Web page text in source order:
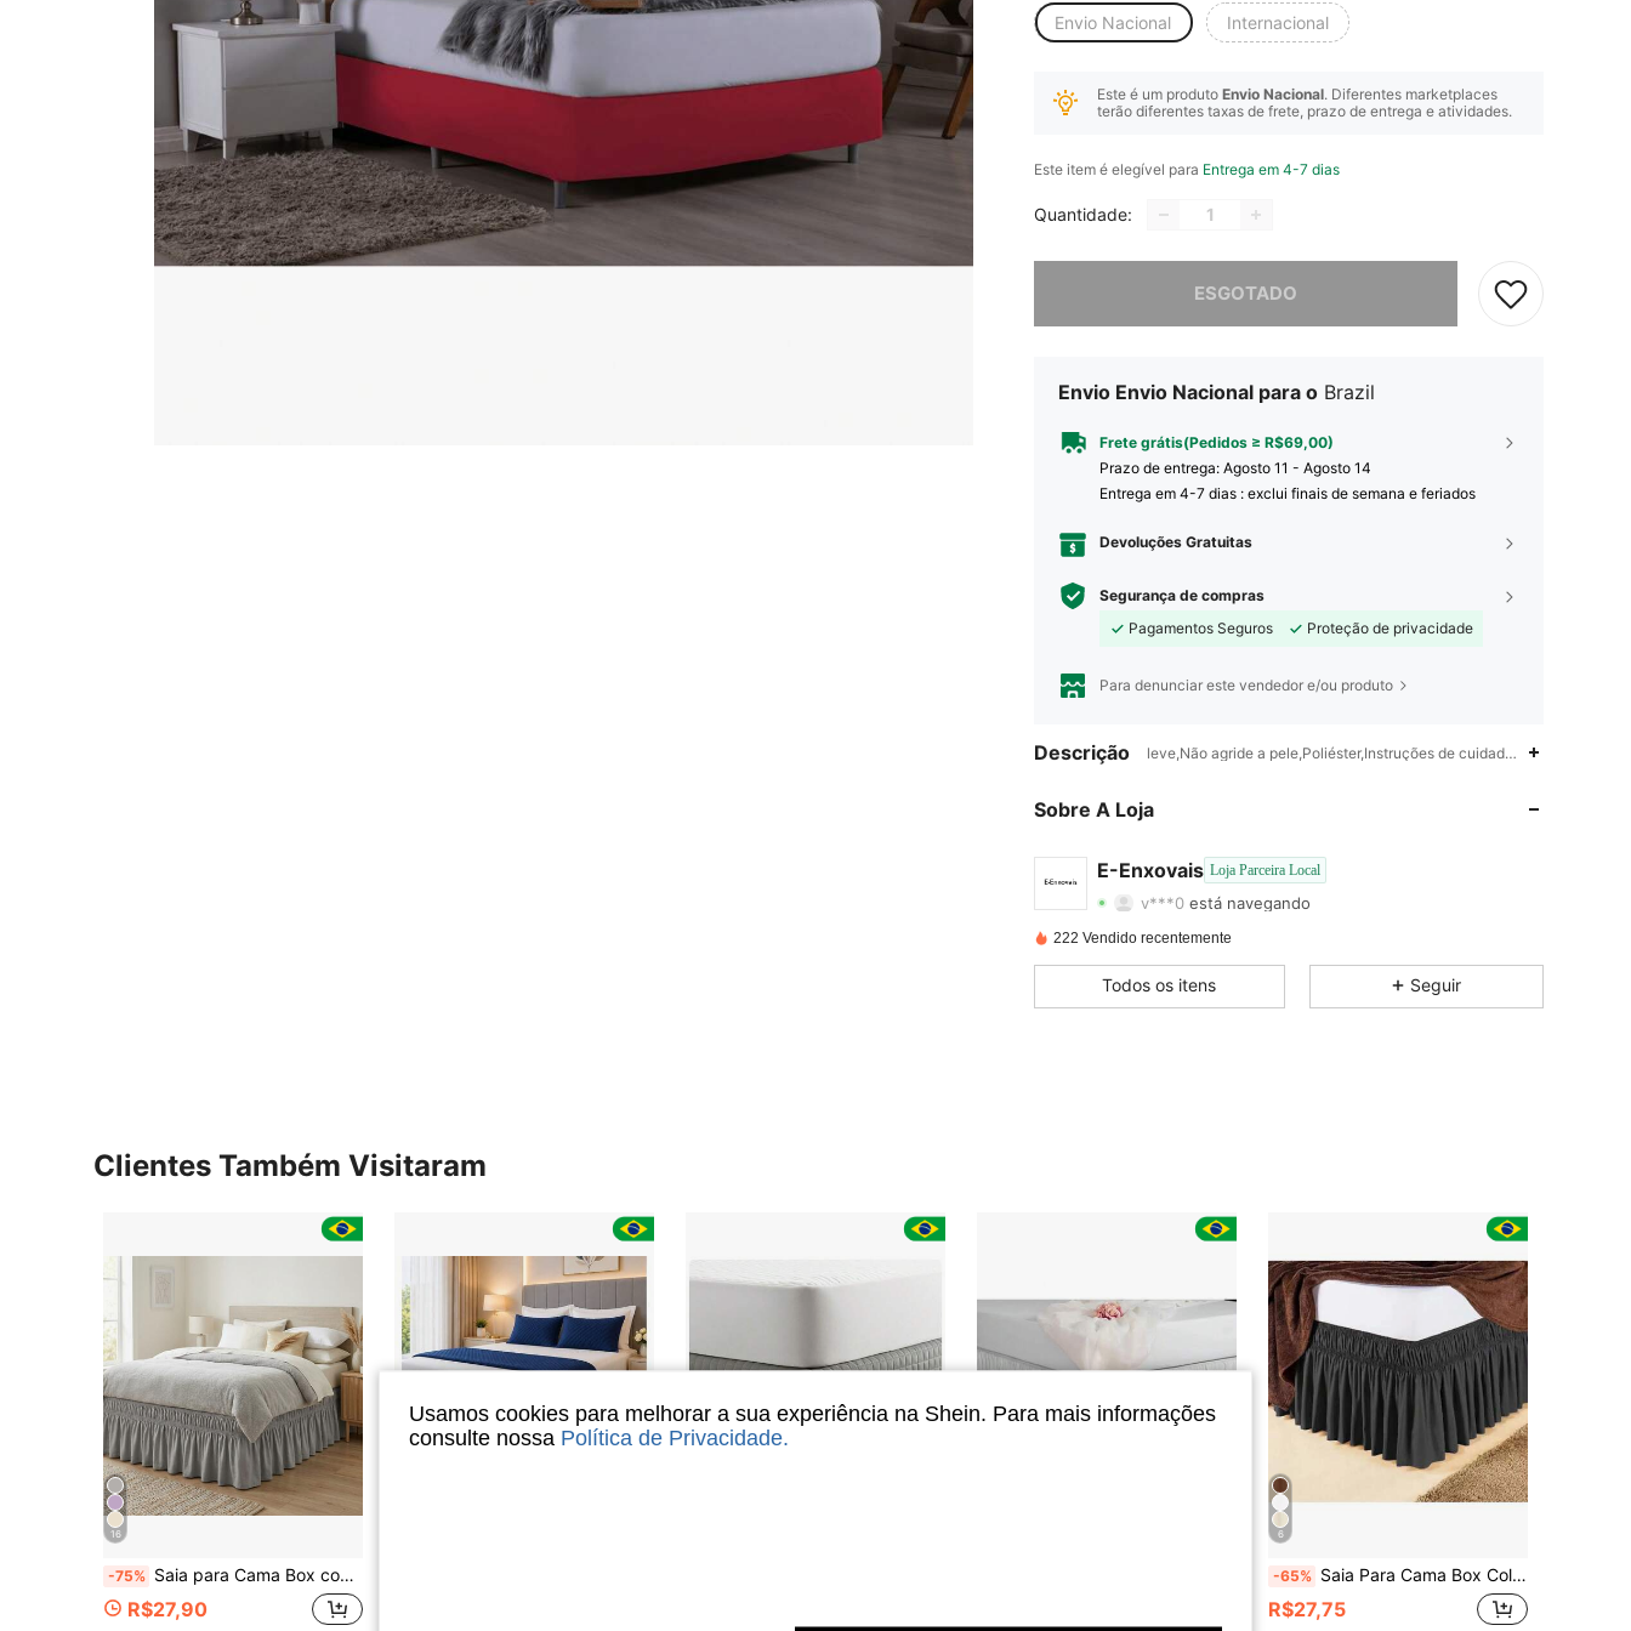
Envio Nacional Internacional
Este é um produto Envio Nacional. Diferentes marketplaces
terão diferentes taxas de frete, prazo de entrega e atividades.
Este item é elegível para Entrega em 4-7 dias
Quantidade:
ESGOTADO
Desculpe, este produto está esgotado.
Envio Envio Nacional para o Brazil
Frete grátis(Pedidos ≥ R$69,00)
Prazo de entrega: Agosto 11 - Agosto 14
Entrega em 4-7 dias : exclui finais de semana e feriados
Devoluções Gratuitas
Segurança de compras
Pagamentos Seguros
Proteção de privacidade
Para denunciar este vendedor e/ou produto
Descrição leve,Não agride a pele,Poliéster,Instruções de cuidados não fornecidas
Sobre A Loja
E-Enxovais Loja Parceira Local
4,86 75 149
4,86
4,86 75
v***0 está navegando
4,86
222 Vendido recentemente
Todos os itens Seguir
Clientes Também Visitaram
16
-75% Saia para Cama Box com 2 Elásticos Delicada Alta Qualidade Ajuste Perfeito Elegante Durável Várias Medidas
R$27,90
200+ vendido
6
-65% Saia Para Cama Box Colchao Solteiro 2 Elasticos 170 Fios
R$27,75
Usamos cookies para melhorar a sua experiência na Shein. Para mais informações
consulte nossa Política de Privacidade.